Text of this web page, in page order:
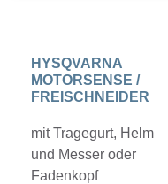
HYSQVARNA
MOTORSENSE /
FREISCHNEIDER
mit Tragegurt, Helm
und Messer oder
Fadenkopf